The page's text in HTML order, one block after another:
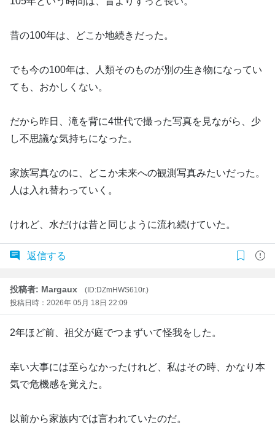
昔の100年は、どこか地続きだった。
でも今の100年は、人類そのものが別の生き物になってい
ても、おかしくない。
だから昨日、滝を背に4世代で撮った写真を見ながら、少
し不思議な気持ちになった。
家族写真なのに、どこか未来への観測写真みたいだった。
人は入れ替わっていく。
けれど、水だけは昔と同じように流れ続けていた。
返信する
投稿者: Margaux
(ID:DZmHWS610r.)
投稿日時：2026年 05月 18日 22:09
2年ほど前、祖父が庭でつまずいて怪我をした。
幸い大事には至らなかったけれど、私はその時、かなり本
気で危機感を覚えた。
以前から家族内では言われていたのだ。